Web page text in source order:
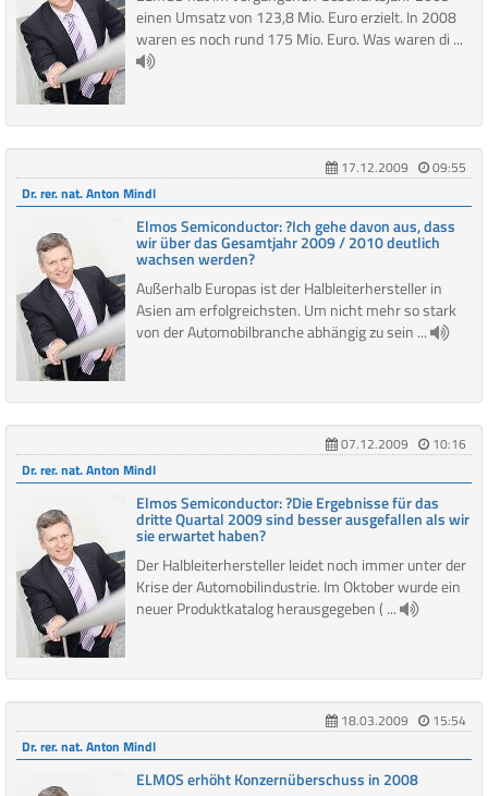
einen Umsatz von 123,8 Mio. Euro erzielt. In 2008
waren es noch rund 175 Mio. Euro. Was waren di ...
17.12.2009
09:55
Dr. rer. nat. Anton Mindl
Elmos Semiconductor: ?Ich gehe davon aus, dass
wir über das Gesamtjahr 2009 / 2010 deutlich
wachsen werden?
Außerhalb Europas ist der Halbleiterhersteller in
Asien am erfolgreichsten. Um nicht mehr so stark
von der Automobilbranche abhängig zu sein ...
07.12.2009
10:16
Dr. rer. nat. Anton Mindl
Elmos Semiconductor: ?Die Ergebnisse für das
dritte Quartal 2009 sind besser ausgefallen als wir
sie erwartet haben?
Der Halbleiterhersteller leidet noch immer unter der
Krise der Automobilindustrie. Im Oktober wurde ein
neuer Produktkatalog herausgegeben ( ...
18.03.2009
15:54
Dr. rer. nat. Anton Mindl
ELMOS erhöht Konzernüberschuss in 2008